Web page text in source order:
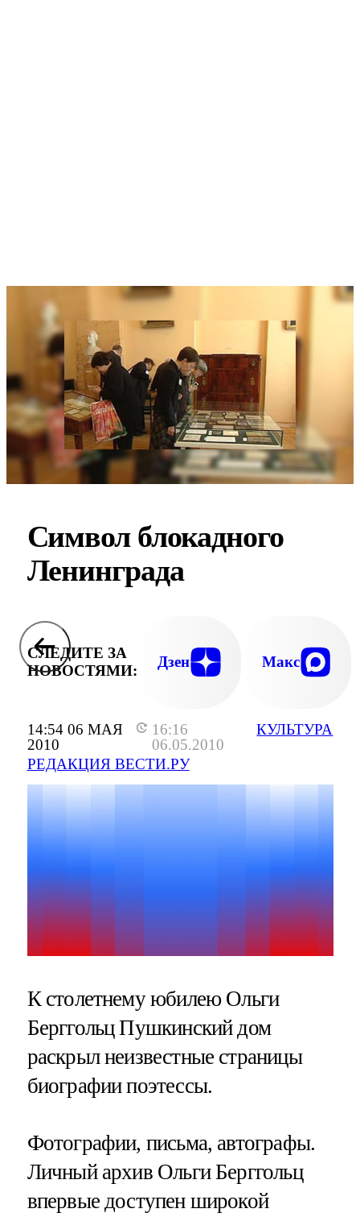
14:54 06 МАЯ
2010
16:16
06.05.2010
РЕДАКЦИЯ ВЕСТИ.РУ
КУЛЬТУРА
Символ блокадного
Ленинграда
СЛЕДИТЕ ЗА
НОВОСТЯМИ:
Дзен Макс
К столетнему юбилею Ольги
Берггольц Пушкинский дом
раскрыл неизвестные страницы
биографии поэтессы.
Фотографии, письма, автографы.
Личный архив Ольги Берггольц
впервые доступен широкой